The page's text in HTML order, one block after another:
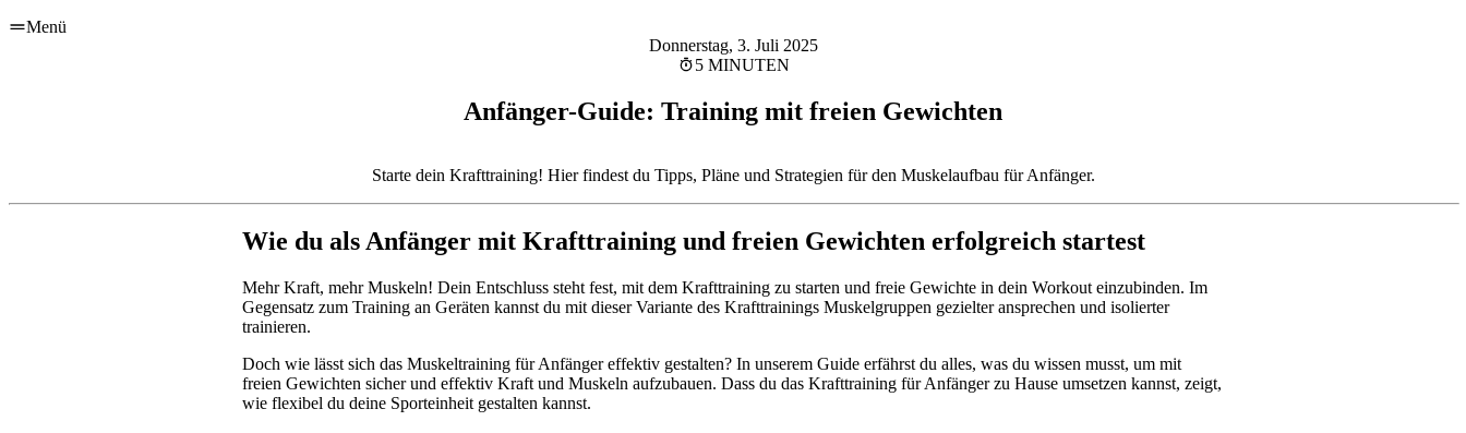
Menü
Donnerstag, 3. Juli 2025
5 MINUTEN
Anfänger-Guide: Training mit freien Gewichten
Starte dein Krafttraining! Hier findest du Tipps, Pläne und Strategien für den Muskelaufbau für Anfänger.
Wie du als Anfänger mit Krafttraining und freien Gewichten erfolgreich startest
Mehr Kraft, mehr Muskeln! Dein Entschluss steht fest, mit dem Krafttraining zu starten und freie Gewichte in dein Workout einzubinden. Im
Gegensatz zum Training an Geräten kannst du mit dieser Variante des Krafttrainings Muskelgruppen gezielter ansprechen und isolierter
trainieren.
Doch wie lässt sich das Muskeltraining für Anfänger effektiv gestalten? In unserem Guide erfährst du alles, was du wissen musst, um mit
freien Gewichten sicher und effektiv Kraft und Muskeln aufzubauen. Dass du das Krafttraining für Anfänger zu Hause umsetzen kannst, zeigt,
wie flexibel du deine Sporteinheit gestalten kannst.